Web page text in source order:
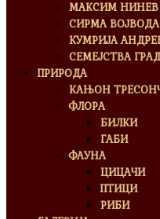
МАКСИМ НИНЕВ
СИРМА ВОЈВОДА
КУМРИЈА
СЕМЕЈСТВА
ПРИРОДА
КАЊОН
ФЛОРА
БИЛКИ
ГАБИ
ФАУНА
ЦИЦАЧИ
ПТИЦИ
РИБИ